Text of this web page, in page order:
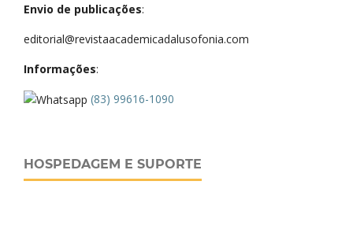
Envio de publicações:
editorial@revistaacademicadalusofonia.com
Informações:
(83) 99616-1090
HOSPEDAGEM E SUPORTE